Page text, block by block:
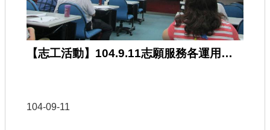
【志工活動】104.9.11志願服務各運用單位在職訓練
104-09-11